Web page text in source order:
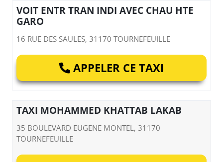
VOIT ENTR TRAN INDI AVEC CHAU HTE
GARO
16 RUE DES SAULES, 31170 TOURNEFEUILLE
APPELER CE TAXI
TAXI MOHAMMED KHATTAB LAKAB
35 BOULEVARD EUGENE MONTEL, 31170
TOURNEFEUILLE